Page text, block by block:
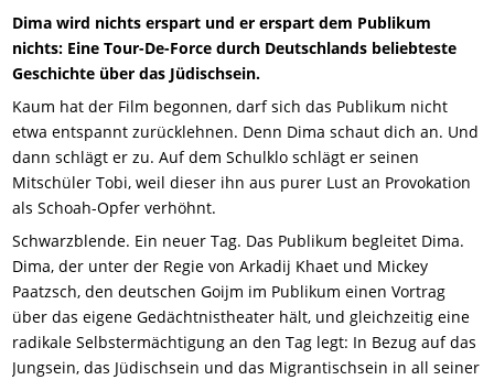
Dima wird nichts erspart und er erspart dem Publikum
nichts: Eine Tour-De-Force durch Deutschlands beliebteste
Geschichte über das Jüdischsein.
Kaum hat der Film begonnen, darf sich das Publikum nicht
etwa entspannt zurücklehnen. Denn Dima schaut dich an. Und
dann schlägt er zu. Auf dem Schulklo schlägt er seinen
Mitschüler Tobi, weil dieser ihn aus purer Lust an Provokation
als Schoah-Opfer verhöhnt.
Schwarzblende. Ein neuer Tag. Das Publikum begleitet Dima.
Dima, der unter der Regie von Arkadij Khaet und Mickey
Paatzsch, den deutschen Goijm im Publikum einen Vortrag
über das eigene Gedächtnistheater hält, und gleichzeitig eine
radikale Selbstermächtigung an den Tag legt: In Bezug auf das
Jungsein, das Jüdischsein und das Migrantischsein in all seiner